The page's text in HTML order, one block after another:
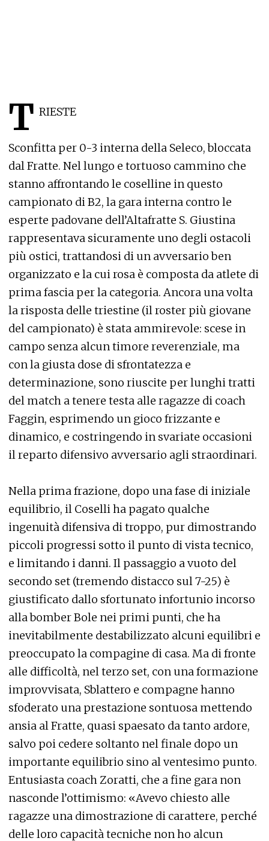
T RIESTE
Sconfitta per 0-3 interna della Seleco, bloccata
dal Fratte. Nel lungo e tortuoso cammino che
stanno affrontando le coselline in questo
campionato di B2, la gara interna contro le
esperte padovane dell’Altafratte S. Giustina
rappresentava sicuramente uno degli ostacoli
più ostici, trattandosi di un avversario ben
organizzato e la cui rosa è composta da atlete di
prima fascia per la categoria. Ancora una volta
la risposta delle triestine (il roster più giovane
del campionato) è stata ammirevole: scese in
campo senza alcun timore reverenziale, ma
con la giusta dose di sfrontatezza e
determinazione, sono riuscite per lunghi tratti
del match a tenere testa alle ragazze di coach
Faggin, esprimendo un gioco frizzante e
dinamico, e costringendo in svariate occasioni
il reparto difensivo avversario agli straordinari.
Nella prima frazione, dopo una fase di iniziale
equilibrio, il Coselli ha pagato qualche
ingenuità difensiva di troppo, pur dimostrando
piccoli progressi sotto il punto di vista tecnico,
e limitando i danni. Il passaggio a vuoto del
secondo set (tremendo distacco sul 7-25) è
giustificato dallo sfortunato infortunio incorso
alla bomber Bole nei primi punti, che ha
inevitabilmente destabilizzato alcuni equilibri e
preoccupato la compagine di casa. Ma di fronte
alle difficoltà, nel terzo set, con una formazione
improvvisata, Sblattero e compagne hanno
sfoderato una prestazione sontuosa mettendo
ansia al Fratte, quasi spaesato da tanto ardore,
salvo poi cedere soltanto nel finale dopo un
importante equilibrio sino al ventesimo punto.
Entusiasta coach Zoratti, che a fine gara non
nasconde l’ottimismo: «Avevo chiesto alle
ragazze una dimostrazione di carattere, perché
delle loro capacità tecniche non ho alcun